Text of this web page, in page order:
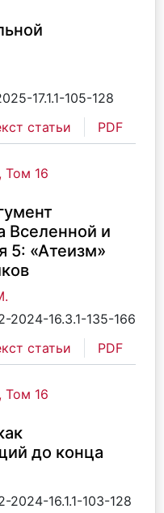
17.1.1-105-128
статьи PDF
Том 16
Вселенной и
5: «Атеизм»
2024-16.3.1-135-166
статьи PDF
Том 16
до конца
2024-16.1.1-103-128